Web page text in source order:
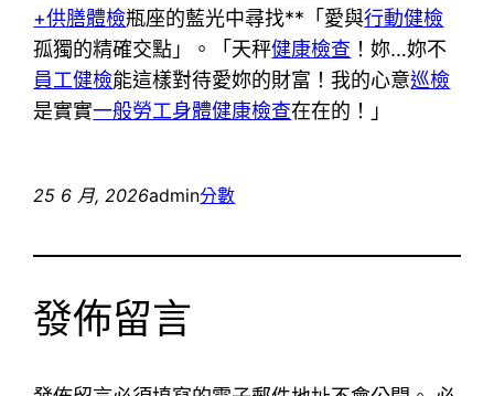
+供膳體檢瓶座的藍光中尋找**「愛與行動健檢
孤獨的精確交點」。「天秤健康檢查 ！妳…妳不
員工健檢能這樣對待愛妳的財富！我的心意巡檢
是實實一般勞工身體健康檢查在在的！」
25 6 月, 2026admin分數
發佈留言